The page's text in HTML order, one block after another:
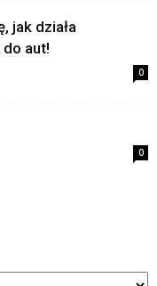
jak działa
aut!
0
0